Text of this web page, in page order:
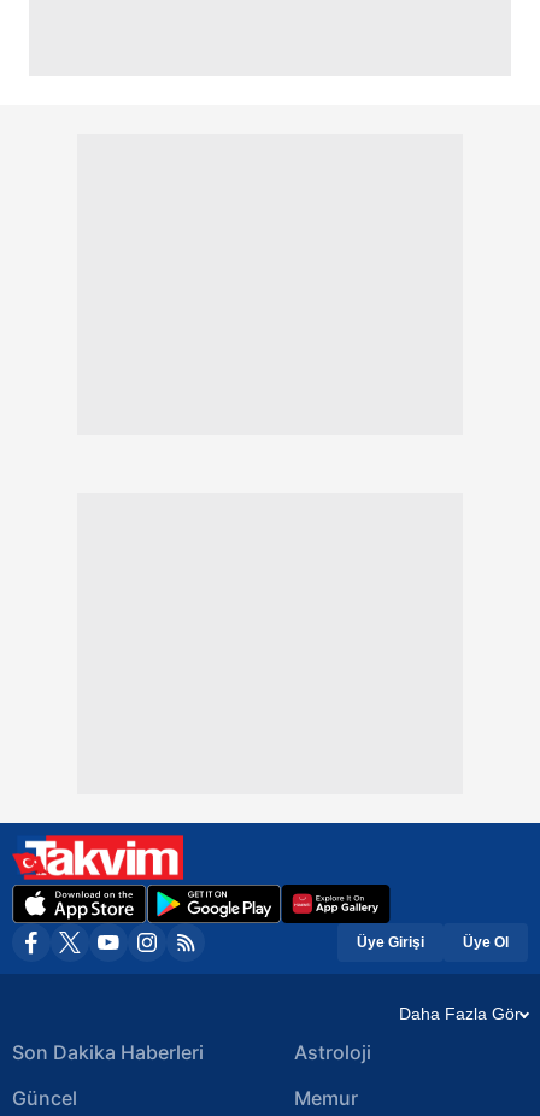
Üye Girişi Üye Ol
Daha Fazla Gör
Son Dakika Haberleri
Güncel
Astroloji
Memur